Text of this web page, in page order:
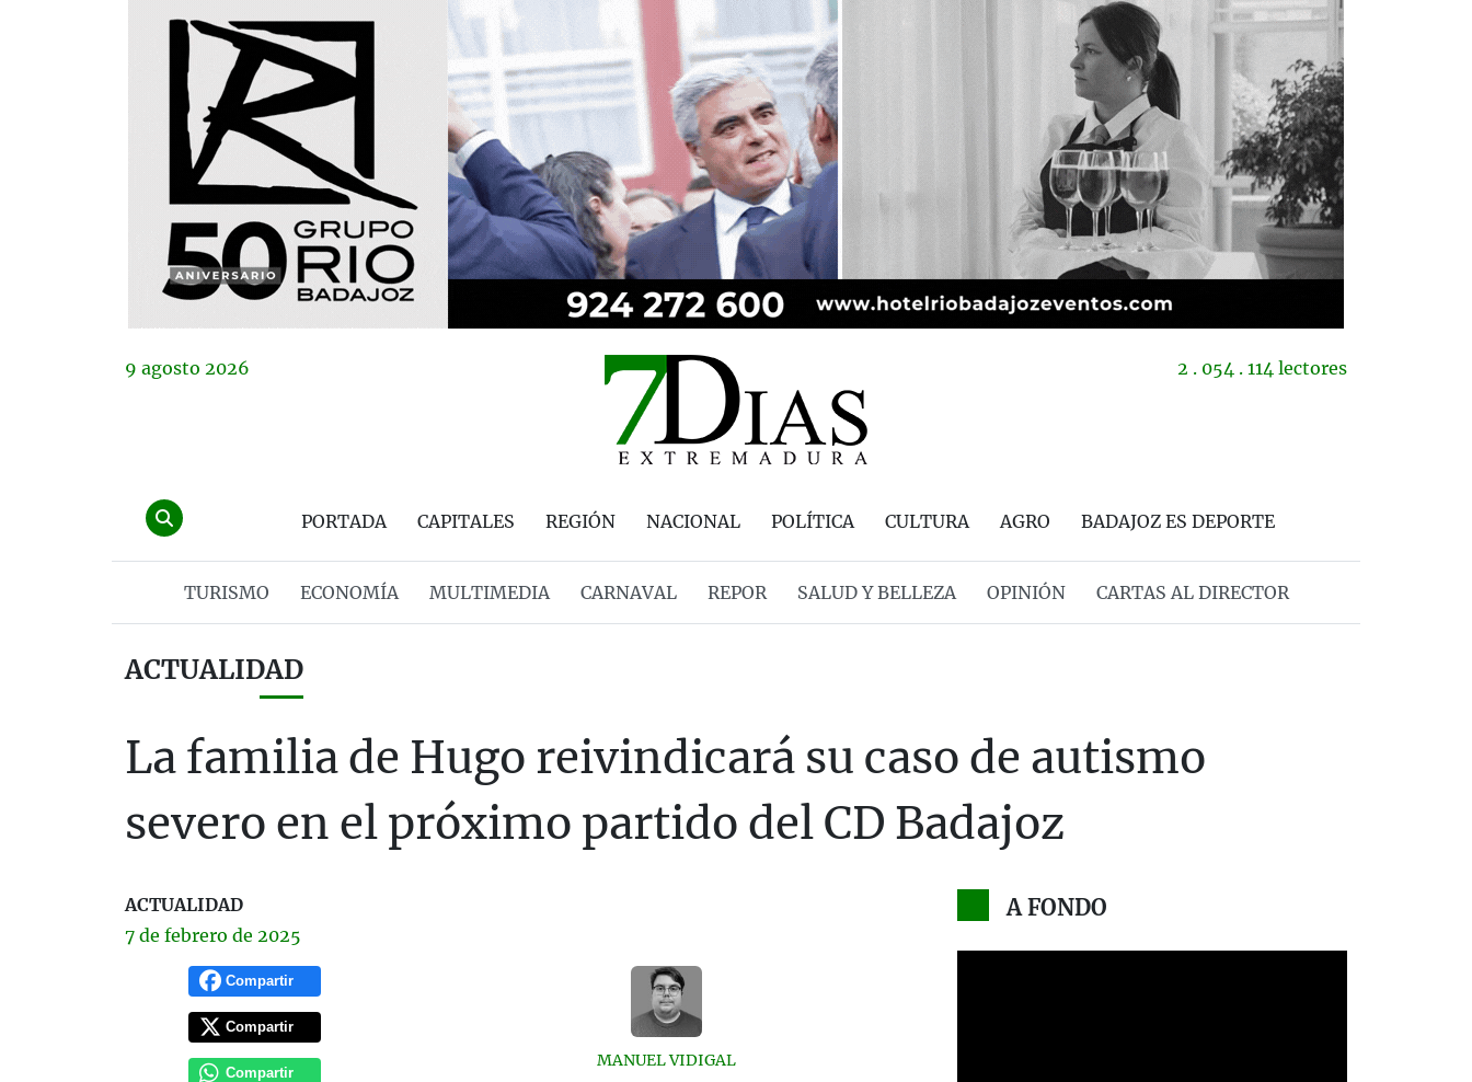
9 agosto 2026 2 . 054 . 114 lectores
PORTADA CAPITALES REGIÓN NACIONAL POLÍTICA CULTURA AGRO BADAJOZ ES DEPORTE
TURISMO ECONOMÍA MULTIMEDIA CARNAVAL REPOR SALUD Y BELLEZA OPINIÓN CARTAS AL DIRECTOR
ACTUALIDAD
La familia de Hugo reivindicará su caso de autismo
severo en el próximo partido del CD Badajoz
ACTUALIDAD
7 de febrero de 2025
Compartir
Compartir
Compartir
MANUEL VIDIGAL
A FONDO